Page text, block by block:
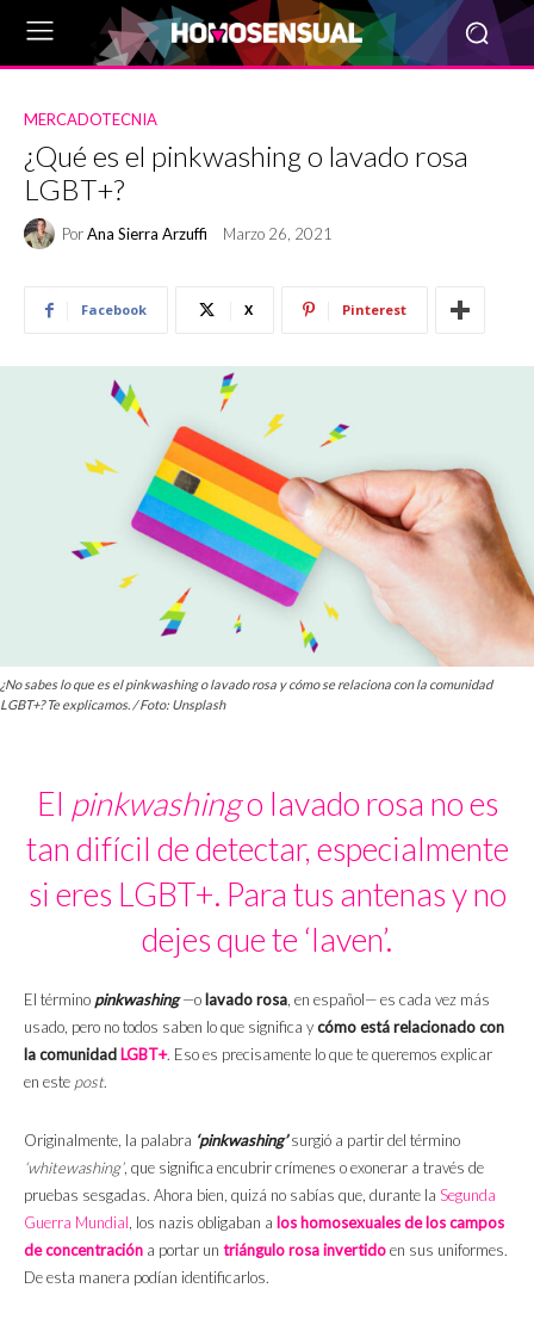
MERCADOTECNIA
¿Qué es el pinkwashing o lavado rosa
LGBT+?
PorAna Sierra Arzuffi Marzo 26, 2021
Facebook X Pinterest
¿No sabes lo que es el pinkwashing o lavado rosa y cómo se relaciona con la comunidad
LGBT+? Te explicamos. / Foto: Unsplash
El pinkwashingo lavado rosa no es
tan difícil de detectar, especialmente
si eres LGBT+. Para tus antenas y no
dejes que te ‘laven’.
El término pinkwashing—o lavado rosa, en español— es cada vez más
usado, pero no todos saben lo que significa ycómo está relacionado con
la comunidad LGBT+. Eso es precisamente lo que te queremos explicar
en este post.
Originalmente, la palabra ‘pinkwashing’surgió a partir del término
‘whitewashing’, que significa encubrir crímenes o exonerar a través de
pruebas sesgadas. Ahora bien, quizá no sabías que, durante la Segunda
Guerra Mundial, los nazis obligaban a los homosexuales de los campos
de concentración a portar un triángulo rosa invertidoen sus uniformes.
De esta manera podían identificarlos.